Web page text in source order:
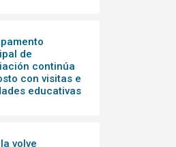
de
continúa
con visitas e
educativas
volve